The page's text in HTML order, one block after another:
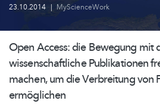
23.10.2014 | MyScienceWork
Open Access: die Bewegung mit
wissenschaftlichePublikationen
machen, um die Verbreitung von
ermöglichen